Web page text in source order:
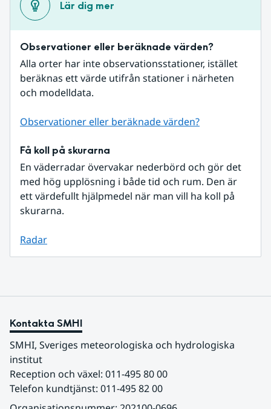
Lär dig mer
Observationer eller beräknade värden?
Alla orter har inte observationsstationer, istället
beräknas ett värde utifrån stationer i närheten
och modelldata.
Observationer eller beräknade värden?
Få koll på skurarna
En väderradar övervakar nederbörd och gör det
med hög upplösning i både tid och rum. Den är
ett värdefullt hjälpmedel när man vill ha koll på
skurarna.
Radar
Kontakta SMHI
SMHI, Sveriges meteorologiska och hydrologiska
institut
Reception och växel: 011-495 80 00
Telefon kundtjänst: 011-495 82 00